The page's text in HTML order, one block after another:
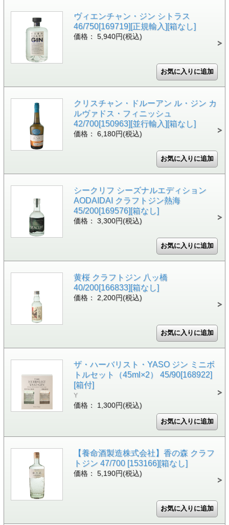
ヴィエンチャン・ジン シトラス
46/750[169719][正規輸入][箱なし]
価格： 5,940円(税込)
クリスチャン・ドルーアン ル・ジン カ
ルヴァドス・フィニッシュ
42/700[150963][並行輸入][箱なし]
価格： 6,180円(税込)
シークリフ シーズナルエディション
AODAIDAI クラフトジン熱海
45/200[169576][箱なし]
価格： 3,300円(税込)
黄桜 クラフトジン 八ッ橋
40/200[166833][箱なし]
価格： 2,200円(税込)
ザ・ハーバリスト・YASO ジン ミニボ
トルセット（45ml×2） 45/90[168922]
[箱付]
Y
価格： 1,300円(税込)
【養命酒製造株式会社】香の森 クラフ
トジン 47/700 [153166][箱なし]
価格： 5,190円(税込)